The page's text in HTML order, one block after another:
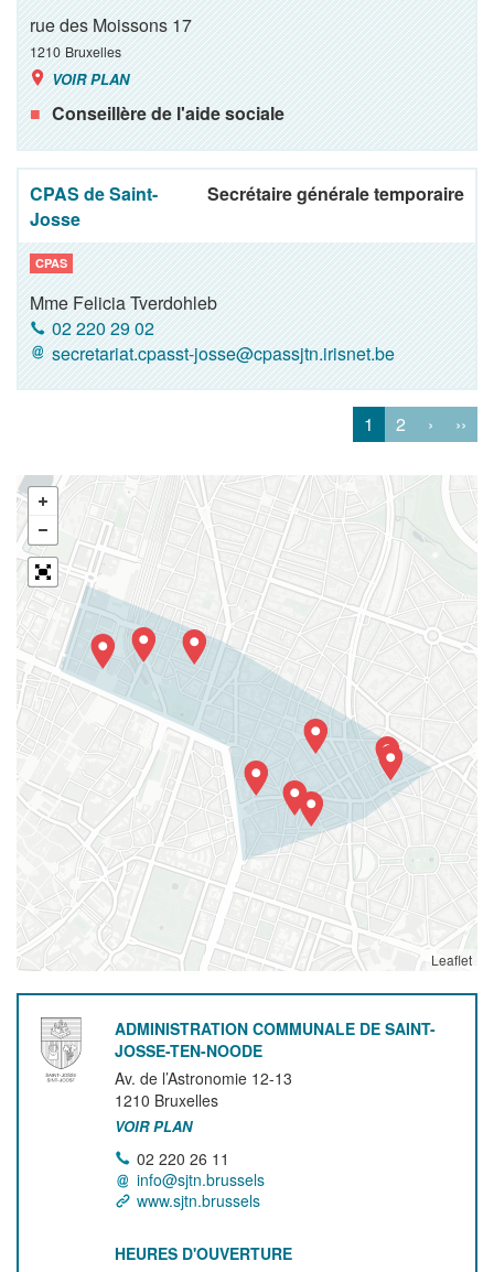
rue des Moissons 17
1210 Bruxelles
VOIR PLAN
Conseillère de l'aide sociale
CPAS de Saint-
Josse
Secrétaire générale temporaire
CPAS
Mme Felicia Tverdohleb
02 220 29 02
secretariat.cpasst-josse@cpassjtn.irisnet.be
1 2 › ››
Leaflet
ADMINISTRATION COMMUNALE DE SAINT-
JOSSE-TEN-NOODE
Av. de l’Astronomie 12-13
1210 Bruxelles
VOIR PLAN
02 220 26 11
info@sjtn.brussels
www.sjtn.brussels
HEURES D'OUVERTURE